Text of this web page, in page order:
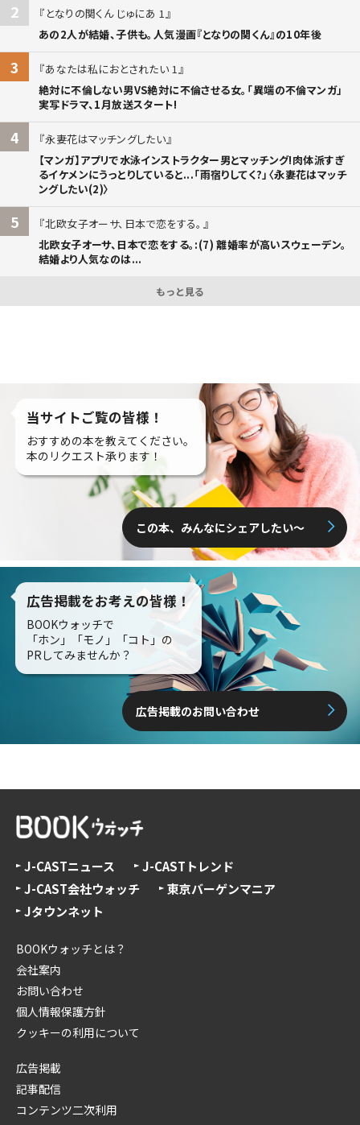
2
となりの関くん じゅにあ 1
あの2人が結婚、子供も。人気漫画『となりの関くん』の10年後
3
あなたは私におとされたい 1
絶対に不倫しない男VS絶対に不倫させる女。「異端の不倫マンガ」
実写ドラマ、1月放送スタート!
4
永妻花はマッチングしたい
【マンガ】アプリで水泳インストラクター男とマッチング!肉体派すぎ
るイケメンにうっとりしていると...「雨宿りしてく?」〈永妻花はマッチ
ングしたい(2)〉
5
北欧女子オーサ、日本で恋をする。
北欧女子オーサ、日本で恋をする。:(7) 離婚率が高いスウェーデン。
結婚より人気なのは...
もっと見る
当サイトご覧の皆様！
おすすめの本を教えてください。
本のリクエスト承ります！
この本、みんなにシェアしたい〜
広告掲載をお考えの皆様！
BOOKウォッチで
「ホン」「モノ」「コト」の
PRしてみませんか？
広告掲載のお問い合わせ
J-CASTニュース
J-CASTトレンド
J-CAST会社ウォッチ
東京バーゲンマニア
Jタウンネット
BOOKウォッチとは？
会社案内
お問い合わせ
個人情報保護方針
クッキーの利用について
広告掲載
記事配信
コンテンツ二次利用